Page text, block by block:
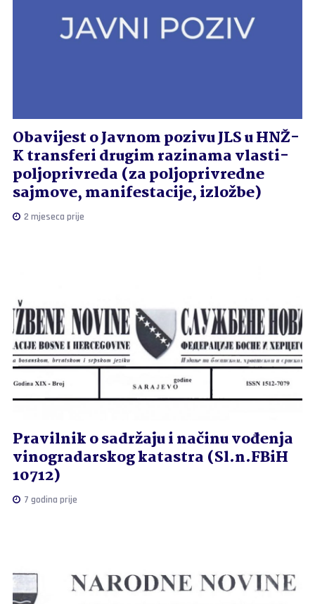
Obavijest o Javnom pozivu JLS u HNŽ-
K transferi drugim razinama vlasti-
poljoprivreda (za poljoprivredne
sajmove, manifestacije, izložbe)
2 mjeseca prije
Pravilnik o sadržaju i načinu vođenja
vinogradarskog katastra (Sl.n.FBiH
10712)
7 godina prije